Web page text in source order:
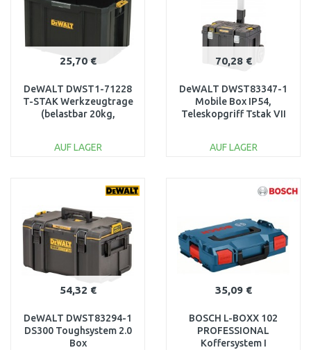
25,70 €
DeWALT DWST1-71228
T-STAK Werkzeugtrage
(belastbar 20kg,
AUF LAGER
70,28 €
DeWALT DWST83347-1
Mobile Box IP54,
Teleskopgriff Tstak VII
AUF LAGER
54,32 €
DeWALT DWST83294-1
DS300 Toughsystem 2.0
Box
35,09 €
BOSCH L-BOXX 102
PROFESSIONAL
Koffersystem I